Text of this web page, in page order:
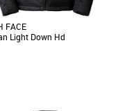
FACE
Light Down Hd